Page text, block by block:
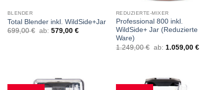
BLENDER
Total Blender inkl. WildSide+Jar
699,00€ ab: 579,00 €
REDUZIERTE-MIXER
Professional 800 inkl.
WildSide+ Jar (Reduzierte
Ware)
1.249,00€ ab: 1.059,00 €